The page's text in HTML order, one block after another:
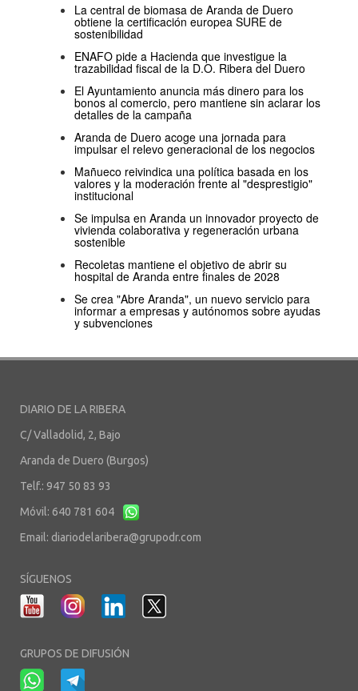
La central de biomasa de Aranda de Duero
obtiene la certificación europea SURE de
sostenibilidad
ENAFO pide a Hacienda que investigue la
trazabilidad fiscal de la D.O. Ribera del Duero
El Ayuntamiento anuncia más dinero para los
bonos al comercio, pero mantiene sin aclarar los
detalles de la campaña
Aranda de Duero acoge una jornada para
impulsar el relevo generacional de los negocios
Mañueco reivindica una política basada en los
valores y la moderación frente al "desprestigio"
institucional
Se impulsa en Aranda un innovador proyecto de
vivienda colaborativa y regeneración urbana
sostenible
Recoletas mantiene el objetivo de abrir su
hospital de Aranda entre finales de 2028
Se crea "Abre Aranda", un nuevo servicio para
informar a empresas y autónomos sobre ayudas
y subvenciones
DIARIO DE LA RIBERA
C/ Valladolid, 2, Bajo
Aranda de Duero (Burgos)
Telf.: 947 50 83 93
Móvil: 640 781 604
Email: diariodelaribera@grupodr.com
SÍGUENOS
GRUPOS DE DIFUSIÓN